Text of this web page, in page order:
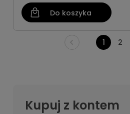
Do koszyka
1 2
Kupuj z kontem